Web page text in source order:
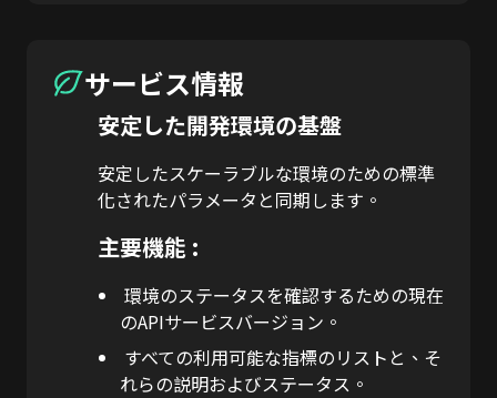
サービス情報
安定した開発環境の基盤
安定したスケーラブルな環境のための標準
化されたパラメータと同期します。
主要機能 :
環境のステータスを確認するための現在
のAPIサービスバージョン。
すべての利用可能な指標のリストと、そ
れらの説明およびステータス。